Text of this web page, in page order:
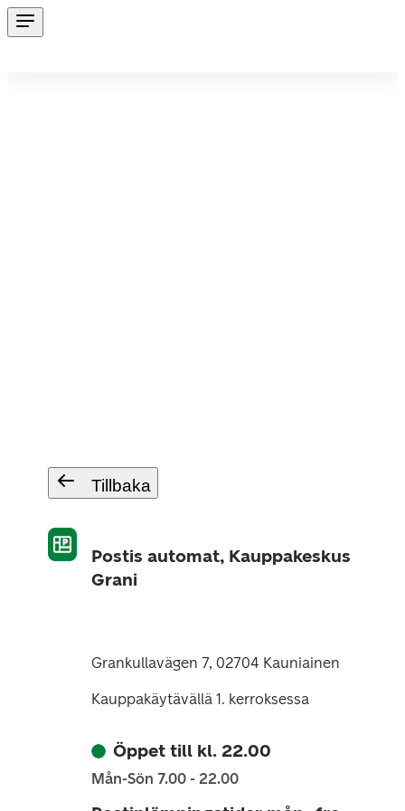
Tillbaka
Postis automat, Kauppakeskus
Grani
Grankullavägen 7, 02704 Kauniainen
Kauppakäytävällä 1. kerroksessa
Öppet till kl. 22.00
Mån-Sön 7.00 - 22.00